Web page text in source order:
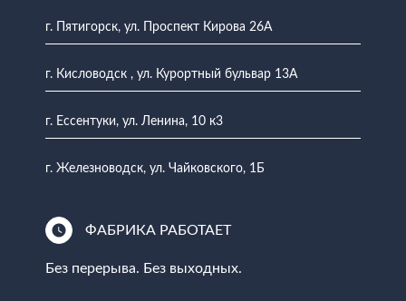
г. Пятигорск, ул. Проспект Кирова 26А
г. Кисловодск , ул. Курортный бульвар 13А
г. Ессентуки, ул. Ленина, 10 к3
г. Железноводск, ул. Чайковского, 1Б
ФАБРИКА РАБОТАЕТ
Без перерыва. Без выходных.